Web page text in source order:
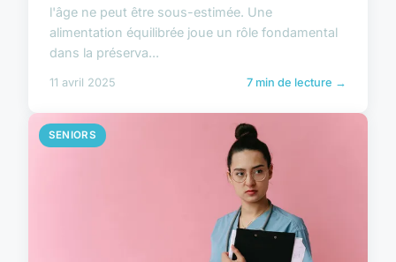
l'âge ne peut être sous-estimée. Une
alimentation équilibrée joue un rôle fondamental
dans la préserva...
11 avril 2025 7 min de lecture →
SENIORS